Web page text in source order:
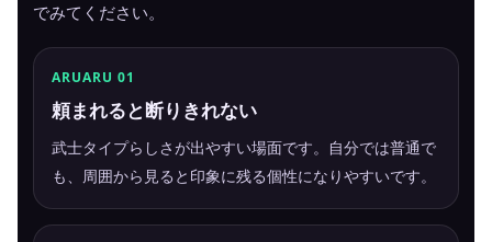
でみてください。
ARUARU 01
頼まれると断りきれない
武士タイプらしさが出やすい場面です。自分では普通で
も、周囲から見ると印象に残る個性になりやすいです。